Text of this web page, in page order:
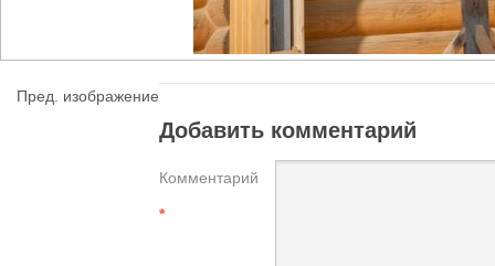
Пред. изображение
Добавить комментарий
Комментарий
*